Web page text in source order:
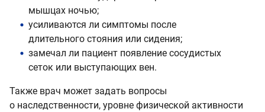
мышцах ночью;
усиливаются ли симптомы после
длительного стояния или сидения;
замечал ли пациент появление сосудистых
сеток или выступающих вен.
Также врач может задать вопросы
о наследственности, уровне физической активности